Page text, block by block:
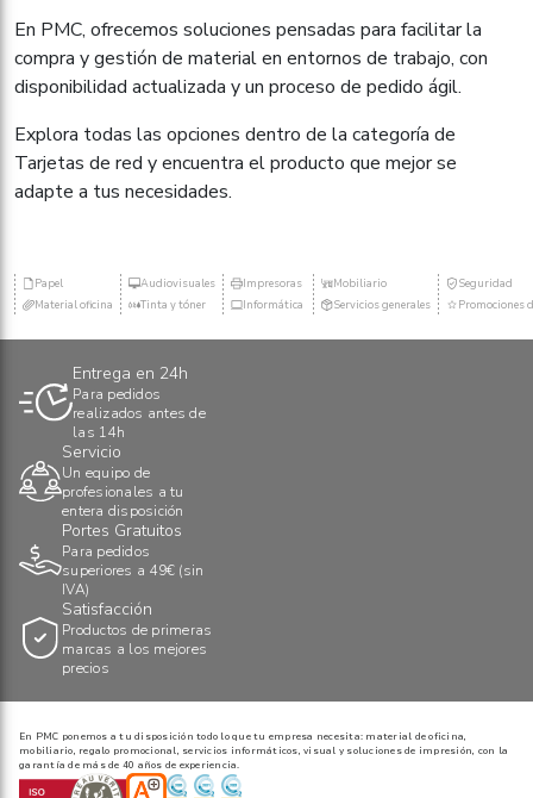
En PMC, ofrecemos soluciones pensadas para facilitar la
compra y gestión de material en entornos de trabajo, con
disponibilidad actualizada y un proceso de pedido ágil.
Explora todas las opciones dentro de la categoría de
Tarjetas de red y encuentra el producto que mejor se
adapte a tus necesidades.
Papel
Material oficina
Audiovisuales
Tinta y tóner
Impresoras
Informática
Mobiliario
Servicios generales
Seguridad
Promociones
Entrega en 24h
Para pedidos
realizados antes de
las 14h
Servicio
Un equipo de
profesionales a tu
entera disposición
Portes Gratuitos
Para pedidos
superiores a 49€ (sin
IVA)
Satisfacción
Productos de primeras
marcas a los mejores
precios
En PMC ponemos a tu disposición todo lo que tu empresa necesita: material de oficina,
mobiliario, regalo promocional, servicios informáticos, visual y soluciones de impresión, con la
garantía de más de 40 años de experiencia.